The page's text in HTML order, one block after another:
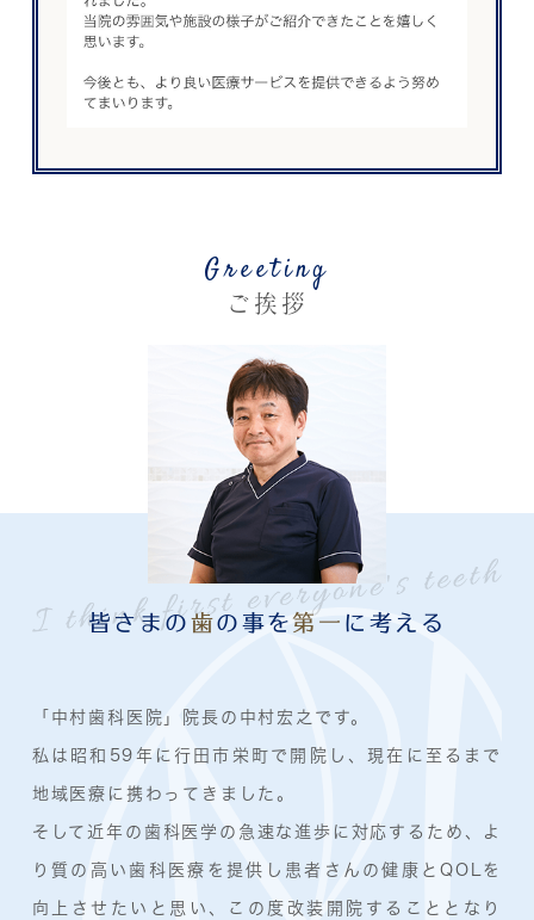
Greeting
ご挨拶
皆さまの 歯の事を第一 に考える
「中村歯科医院」院長の中村宏之です。
私は昭和59年に行田市栄町で開院し、現在に至るまで
地域医療に携わってきました。
そして近年の歯科医学の急速な進歩に対応するため、よ
り質の高い歯科医療を提供し患者さんの健康とQOLを
向上させたいと思い、この度改装開院することとなり